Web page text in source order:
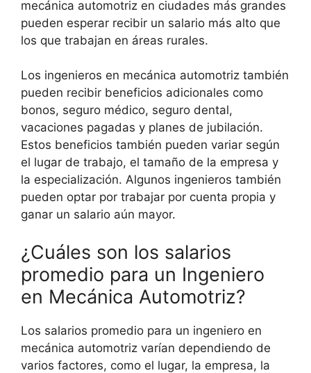
mecánica automotriz en ciudades más grandes
pueden esperar recibir un salario más alto que
los que trabajan en áreas rurales.
Los ingenieros en mecánica automotriz también
pueden recibir beneficios adicionales como
bonos, seguro médico, seguro dental,
vacaciones pagadas y planes de jubilación.
Estos beneficios también pueden variar según
el lugar de trabajo, el tamaño de la empresa y
la especialización. Algunos ingenieros también
pueden optar por trabajar por cuenta propia y
ganar un salario aún mayor.
¿Cuáles son los salarios
promedio para un Ingeniero
en Mecánica Automotriz?
Los salarios promedio para un ingeniero en
mecánica automotriz varían dependiendo de
varios factores, como el lugar, la empresa, la